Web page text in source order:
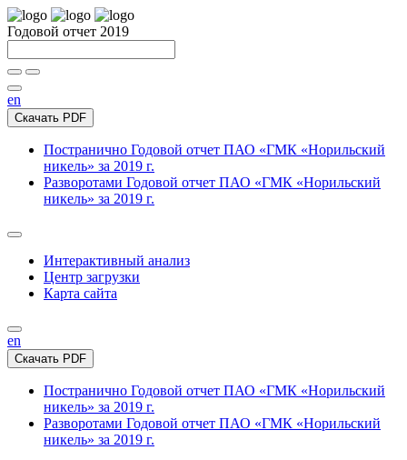
Годовой отчет 2019
en
Скачать PDF
Постранично Годовой отчет ПАО «ГМК «Норильский
никель» за 2019 г.
Разворотами Годовой отчет ПАО «ГМК «Норильский
никель» за 2019 г.
Интерактивный анализ
Центр загрузки
Карта сайта
en
Скачать PDF
Постранично Годовой отчет ПАО «ГМК «Норильский
никель» за 2019 г.
Разворотами Годовой отчет ПАО «ГМК «Норильский
никель» за 2019 г.